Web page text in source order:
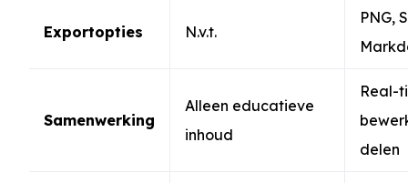
Exportopties N.v.t.
PNG,
Samenwerking
Alleen educatieve
inhoud
Real-
delen